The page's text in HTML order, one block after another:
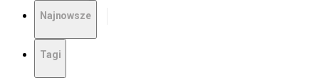
Najnowsze
Tagi